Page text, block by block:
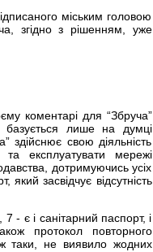
міським головою
згідно з рішенням, уже
коментарі для “Збруча”
базується лише на думці
свою діяльність
експлуатувати мережі
дотримуючись усіх
засвідчує відсутність
- є і санітарний паспорт, і
протокол повторного
ж таки, не виявило жодних